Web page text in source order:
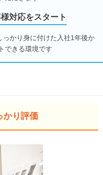
対応をスタート
かり身に付けた入社1年後か
できる環境です
かり評価